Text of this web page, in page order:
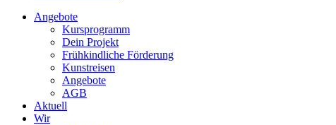
Angebote
Kursprogramm
Dein Projekt
Frühkindliche Förderung
Kunstreisen
Angebote
AGB
Aktuell
Wir